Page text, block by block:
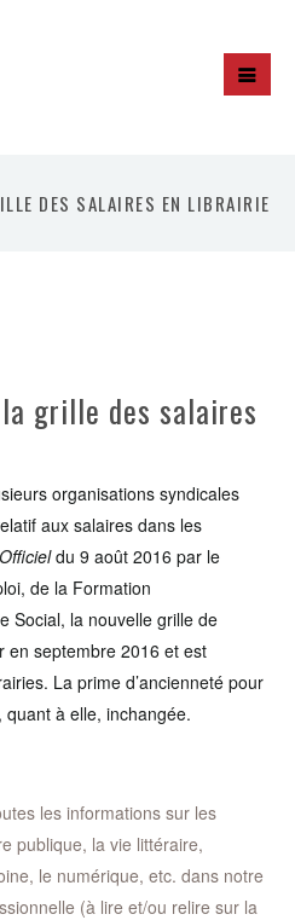
DES SALAIRES EN LIBRAIRIE
grille des salaires
organisations syndicales
aux salaires dans les
du 9 août 2016 par le
de la Formation
Social, la nouvelle grille de
en septembre 2016 et est
La prime d’ancienneté pour
à elle, inchangée.
les informations sur les
publique, la vie littéraire,
le numérique, etc. dans notre
(à lire et/ou relire sur la